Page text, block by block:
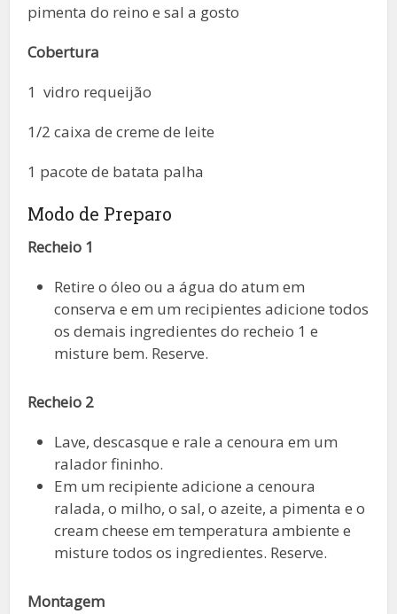
pimenta do reino e sal a gosto
Cobertura
1 vidro requeijão
1/2 caixa de creme de leite
1 pacote de batata palha
Modo de Preparo
Recheio 1
Retire o óleo ou a água do atum em
conserva e em um recipientes adicione todos
os demais ingredientes do recheio 1 e
misture bem. Reserve.
Recheio 2
Lave, descasque e rale a cenoura em um
ralador fininho.
Em um recipiente adicione a cenoura
ralada, o milho, o sal, o azeite, a pimenta e o
cream cheese em temperatura ambiente e
misture todos os ingredientes. Reserve.
Montagem